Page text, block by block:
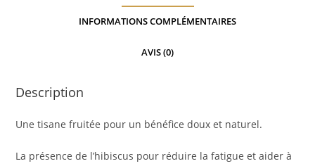
INFORMATIONS COMPLÉMENTAIRES
AVIS (0)
Description
Une tisane fruitée pour un bénéfice doux et naturel.
La présence de l’hibiscus pour réduire la fatigue et aider à